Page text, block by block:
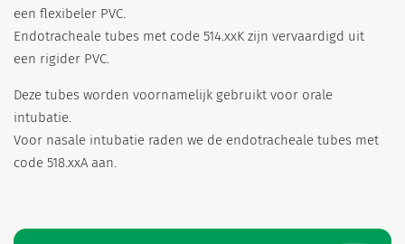
een flexibeler PVC.
Endotracheale tubes met code 514.xxK zijn vervaardigd uit
een rigider PVC.
Deze tubes worden voornamelijk gebruikt voor orale
intubatie.
Voor nasale intubatie raden we de endotracheale tubes met
code 518.xxA aan.